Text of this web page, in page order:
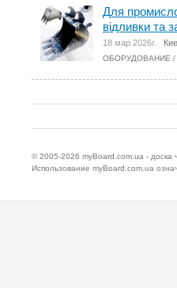
Для
відливки та
18 мар 2026г.
ОБОРУДОВАНИЕ /
© 2005-2026 myBoard.com.ua - доска
Использование myBoard.com.ua